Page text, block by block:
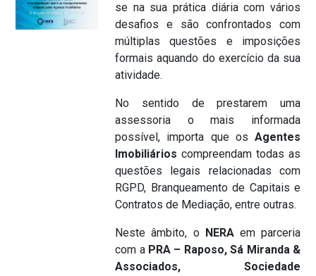
se na sua prática diária com vários
desafios e são confrontados com
múltiplas questões e imposições
formais aquando do exercício da sua
atividade.
No sentido de prestarem uma
assessoria o mais informada
possível, importa que os Agentes
Imobiliários compreendam todas as
questões legais relacionadas com
RGPD, Branqueamento de Capitais e
Contratos de Mediação, entre outras.
Neste âmbito, o NERAem parceria
com a PRA – Raposo, Sá Miranda &
Associados, Sociedade